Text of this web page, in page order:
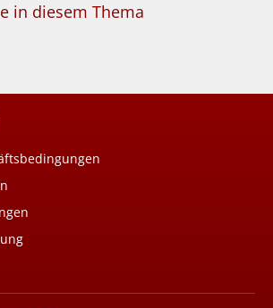
in diesem Thema